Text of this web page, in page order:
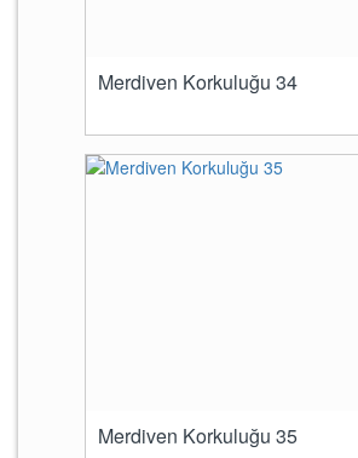
Merdiven Korkuluğu 34
Merdiven Korkuluğu 35